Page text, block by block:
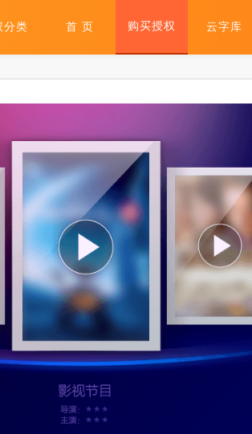
分类 首 页 购买授权 云字库